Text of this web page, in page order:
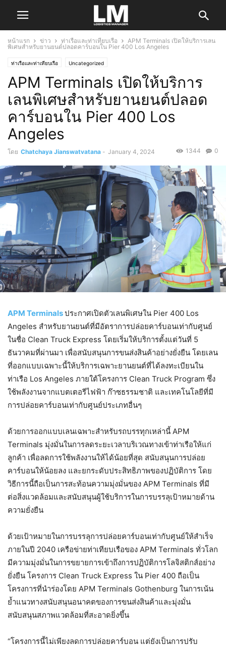
หน้าแรก ข่าว ท่าเรือและท่าเทียบเรือ
APM Terminals เปิดให้บริการเลน
พิเศษสำหรับยานยนต์ปลอดคาร์บอนใน Pier 400 Los Angeles
ท่าเรือและท่าเทียบเรือ Uncategorized
APM Terminals เปิดให้บริการ
เลนพิเศษสำหรับยานยนต์ปลอด
คาร์บอนใน Pier 400 Los
Angeles
โดย Chatchaya Jianswatvatana - January 4, 2024 0
1344
APM Terminalsประกาศเปิดตัวเลนพิเศษใน Pier 400 Los
Angeles สำหรับยานยนต์ที่มีอัตราการปล่อยคาร์บอนเท่ากับศูนย์
ในชื่อ Clean Truck Express โดยเริ่มให้บริการตั้งแต่วันที่ 5
ธันวาคมที่ผ่านมา เพื่อสนับสนุนการขนส่งสินค้าอย่างยั่งยืน โดยเลน
ที่ออกแบบเฉพาะนี้ให้บริการเฉพาะยานยนต์ที่ได้ลงทะเบียนใน
ท่าเรือ Los Angeles ภายใต้โครงการ Clean Truck Program ซึ่ง
ใช้พลังงานจากแบตเตอรีไฟฟ้า ก๊าซธรรมชาติ และเทคโนโลยีที่มี
การปล่อยคาร์บอนเท่ากับศูนย์ประเภทอื่นๆ
ด้วยการออกแบบเลนเฉพาะสำหรับรถบรรทุกเหล่านี้ APM
Terminals มุ่งมั่นในการลดระยะเวลาบริเวณทางเข้าท่าเรือให้แก่
ลูกค้า เพื่อลดการใช้พลังงานให้ได้น้อยที่สุด สนับสนุนการปล่อย
คาร์บอนให้น้อยลง และยกระดับประสิทธิภาพของปฏิบัติการ โดย
วิธีการนี้ถือเป็นการสะท้อนความมุ่งมั่นของ APM Terminals ที่มี
ต่อสิ่งแวดล้อมและสนับสนุนผู้ใช้บริการในการบรรลุเป้าหมายด้าน
ความยั่งยืน
ด้วยเป้าหมายในการบรรลุการปล่อยคาร์บอนเท่ากับศูนย์ให้สำเร็จ
ภายในปี 2040 เครือข่ายท่าเทียบเรือของ APM Terminals ทั่วโลก
มีความมุ่งมั่นในการขยายการเข้าถึงการปฏิบัติการโลจิสติกส์อย่าง
ยั่งยืน โครงการ Clean Truck Express ใน Pier 400 ถือเป็น
โครงการที่นำร่องโดย APM Terminals Gothenburg ในการเน้น
ย้ำแนวทางสนับสนุนอนาคตของการขนส่งสินค้าและมุ่งมั่น
สนับสนุนสภาพแวดล้อมที่สะอาดยิ่งขึ้น
“โครงการนี้ไม่เพียงลดการปล่อยคาร์บอน แต่ยังเป็นการปรับ